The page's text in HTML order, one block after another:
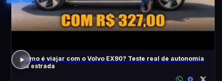
Como é viajar com o Volvo EX90? Teste real de autonomia
na estrada